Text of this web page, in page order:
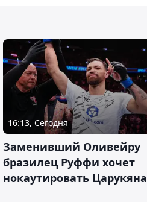
16:13, Сегодня
Заменивший Оливейру
бразилец Руффи хочет
нокаутировать Царукяна